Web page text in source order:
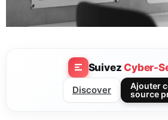
SuivezCyber-
Discover
Ajouter
source